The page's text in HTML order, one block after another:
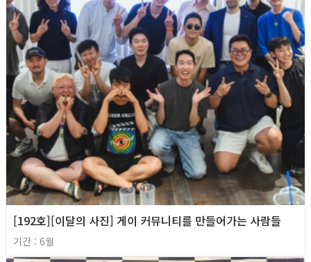
[192호][이달의 사진] 게이 커뮤니티를 만들어가는 사람들
기간 : 6월